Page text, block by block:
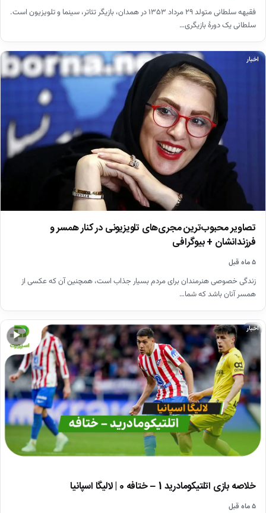
فقیهه سلطانی متولد ۲۹ مرداد ۱۳۵۳ در همدان، بازیگر تئاتر، سینما و تلویزیون است.
سلطانی یک دورهٔ بازیگری…
اخبار
تصاویر محبوب‌ترین مجری‌های تلویزیونی در کنار همسر و
فرزندانشان + بیوگرافی
۵ ماه قبل
زندگی خصوصی هنرمندان برای مردم بسیار جذاب است، همچنین آن که عکسی از
همسر آنان باشد که شما…
▶
اخبار
خلاصه بازی اتلتیکومادرید 1 – ختافه 0 | لالیگا اسپانیا
۵ ماه قبل